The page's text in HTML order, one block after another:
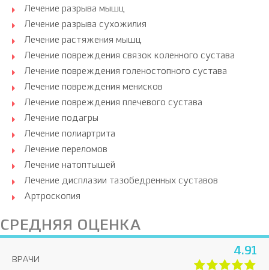
Лечение разрыва мышц
Лечение разрыва сухожилия
Лечение растяжения мышц
Лечение повреждения связок коленного сустава
Лечение повреждения голеностопного сустава
Лечение повреждения менисков
Лечение повреждения плечевого сустава
Лечение подагры
Лечение полиартрита
Лечение переломов
Лечение натоптышей
Лечение дисплазии тазобедренных суставов
Артроскопия
СРЕДНЯЯ ОЦЕНКА
ВРАЧИ
4.91